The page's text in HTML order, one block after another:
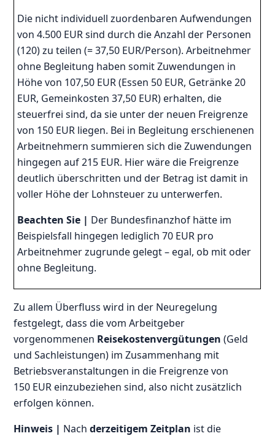
Die nicht individuell zuordenbaren Aufwendungen
von 4.500 EUR sind durch die Anzahl der Personen
(120) zu teilen (= 37,50 EUR/Person). Arbeitnehmer
ohne Begleitung haben somit Zuwendungen in
Höhe von 107,50 EUR (Essen 50 EUR, Getränke 20
EUR, Gemeinkosten 37,50 EUR) erhalten, die
steuerfrei sind, da sie unter der neuen Freigrenze
von 150 EUR liegen. Bei in Begleitung erschienenen
Arbeitnehmern summieren sich die Zuwendungen
hingegen auf 215 EUR. Hier wäre die Freigrenze
deutlich überschritten und der Betrag ist damit in
voller Höhe der Lohnsteuer zu unterwerfen.
Beachten Sie | Der Bundesfinanzhof hätte im
Beispielsfall hingegen lediglich 70 EUR pro
Arbeitnehmer zugrunde gelegt – egal, ob mit oder
ohne Begleitung.
Zu allem Überfluss wird in der Neuregelung
festgelegt, dass die vom Arbeitgeber
vorgenommenen Reisekostenvergütungen (Geld
und Sachleistungen) im Zusammenhang mit
Betriebsveranstaltungen in die Freigrenze von
150 EUR einzubeziehen sind, also nicht zusätzlich
erfolgen können.
Hinweis | Nachderzeitigem Zeitplan ist die